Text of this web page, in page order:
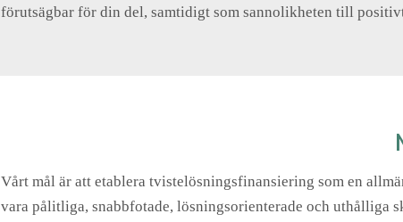
förutsägbar för din del, samtidigt som sannolikheten till
Vårt mål är att etablera tvistelösningsfinansiering som en
vara pålitliga, snabbfotade, lösningsorienterade och